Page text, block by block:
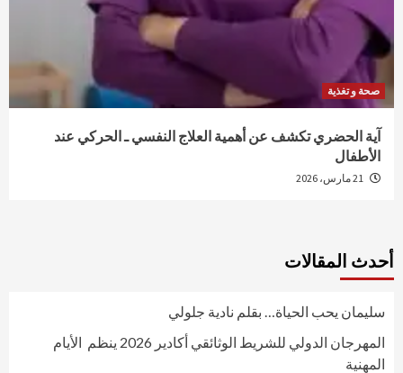
صحة و تغذية
آية الحضري تكشف عن أهمية العلاج النفسي ـ الحركي عند
الأطفال
أحدث المقالات
سليمان يحب الحياة… بقلم نادية جلولي
المهرجان الدولي للشريط الوثائقي أكادير 2026 ينظم الأيام
المهنية